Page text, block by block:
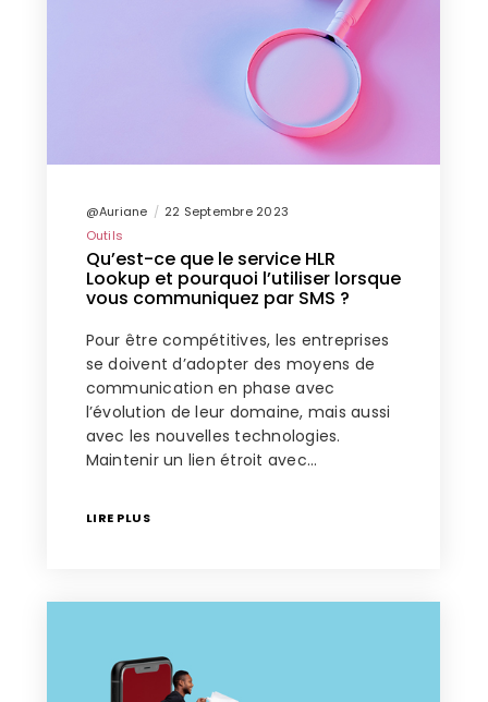
@Auriane
22 Septembre 2023
Outils
Qu’est-ce que le service HLR
Lookup et pourquoi l’utiliser lorsque
vous communiquez par SMS ?
Pour être compétitives, les entreprises
se doivent d’adopter des moyens de
communication en phase avec
l’évolution de leur domaine, mais aussi
avec les nouvelles technologies.
Maintenir un lien étroit avec…
LIRE PLUS